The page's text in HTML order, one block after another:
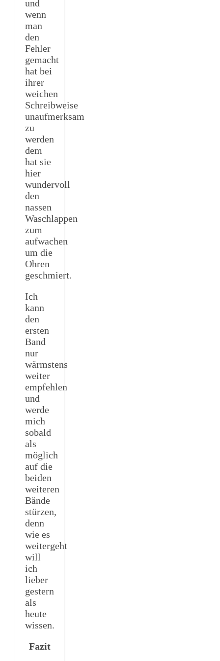
und
wenn
man
den
Fehler
gemacht
hat bei
ihrer
weichen
Schreibweise
unaufmerksam
zu
werden
dem
hat sie
hier
wundervoll
den
nassen
Waschlappen
zum
aufwachen
um die
Ohren
geschmiert.
Ich
kann
den
ersten
Band
nur
wärmstens
weiter
empfehlen
und
werde
mich
sobald
als
möglich
auf die
beiden
weiteren
Bände
stürzen,
denn
wie es
weitergeht
will
ich
lieber
gestern
als
heute
wissen.
Fazit